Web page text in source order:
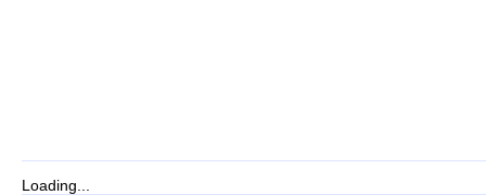
Loading...